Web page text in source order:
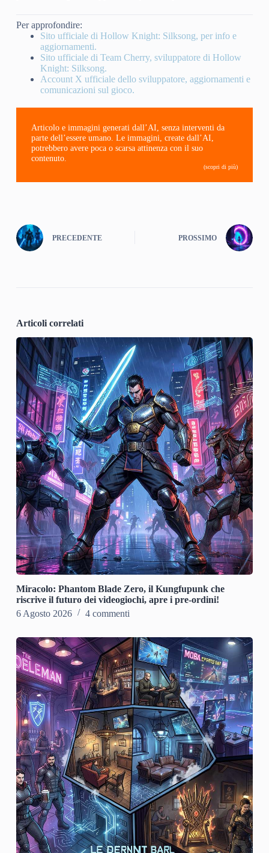
Per approfondire:
Sito ufficiale di Hollow Knight: Silksong, per info e
aggiornamenti.
Sito ufficiale di Team Cherry, sviluppatore di Hollow
Knight: Silksong.
Account X ufficiale dello sviluppatore, aggiornamenti e
comunicazioni sul gioco.
Articolo e immagini generati dall’AI, senza interventi da
parte dell’essere umano. Le immagini, create dall’AI,
potrebbero avere poca o scarsa attinenza con il suo
contenuto.
(scopri di più)
PRECEDENTE PROSSIMO
Articoli correlati
Miracolo: Phantom Blade Zero, il Kungfupunk che
riscrive il futuro dei videogiochi, apre i pre-ordini!
6 Agosto 2026
4 commenti